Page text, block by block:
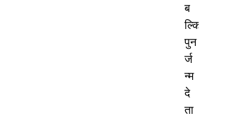
ब
ल्कि
पुन
र्ज
न्म
दे
ता